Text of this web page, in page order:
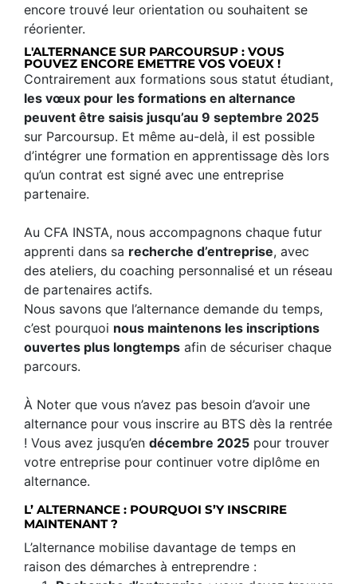
encore trouvé leur orientation ou souhaitent se
réorienter.
L'ALTERNANCE SUR PARCOURSUP : VOUS
POUVEZ ENCORE EMETTRE VOS VOEUX !
Contrairement aux formations sous statut étudiant,
les vœux pour les formations en alternance
peuvent être saisis jusqu’au 9 septembre 2025
sur Parcoursup. Et même au-delà, il est possible
d’intégrer une formation en apprentissage dès lors
qu’un contrat est signé avec une entreprise
partenaire.
Au CFA INSTA, nous accompagnons chaque futur
apprenti dans sa recherche d’entreprise, avec
des ateliers, du coaching personnalisé et un réseau
de partenaires actifs.
Nous savons que l’alternance demande du temps,
c’est pourquoi nous maintenons les inscriptions
ouvertes plus longtemps afin de sécuriser chaque
parcours.
À Noter que vous n’avez pas besoin d’avoir une
alternance pour vous inscrire au BTS dès la rentrée
! Vous avez jusqu’en décembre 2025 pour trouver
votre entreprise pour continuer votre diplôme en
alternance.
L’ ALTERNANCE : POURQUOI S’Y INSCRIRE
MAINTENANT ?
L’alternance mobilise davantage de temps en
raison des démarches à entreprendre :